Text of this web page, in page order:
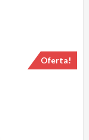
Oferta!